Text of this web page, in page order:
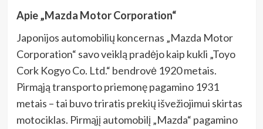
Apie „Mazda Motor Corporation“
Japonijos automobilių koncernas „Mazda Motor
Corporation“ savo veiklą pradėjo kaip kukli „Toyo
Cork Kogyo Co. Ltd.“ bendrovė 1920 metais.
Pirmąją transporto priemonę pagamino 1931
metais – tai buvo triratis prekių išvežiojimui skirtas
motociklas. Pirmąjį automobilį „Mazda“ pagamino